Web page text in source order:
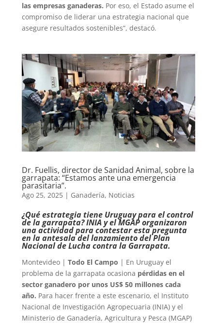
las empresas ganaderas. Por eso, el Estado asume el
compromiso de liderar una estrategia nacional que
asegure resultados sostenibles”, destacó.
Dr. Fuellis, director de Sanidad Animal, sobre la
garrapata: “Estamos ante una emergencia
parasitaria”.
Ago 25, 2025| Ganadería, Noticias
¿Qué estrategia tiene Uruguay para el control
de la garrapata? INIA y el MGAP organizaron
una actividad para contestar esta pregunta
en la antesala del lanzamiento del Plan
Nacional de Lucha contra la Garrapata.
Montevideo | Todo El Campo | En Uruguay el
problema de la garrapata ocasiona pérdidas en el
sector ganadero por unos US$ 50 millones cada
año. Para hacer frente a este escenario, el Instituto
Nacional de Investigación Agropecuaria (INIA) y el
Ministerio de Ganadería, Agricultura y Pesca (MGAP)